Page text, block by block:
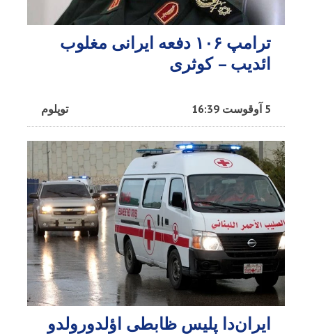
ترامپ ۱۰۶ دفعه ایرانی مغلوب
ائدیب – کوثری
توپلوم 5 آوقوست 16:39
ایران‌دا پلیس ظابطی اؤلدورولدو